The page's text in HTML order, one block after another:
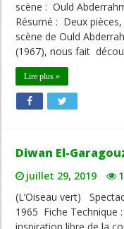
scène : Ould
Résumé : Deux
scène de Ould
(1967), nous fait
Lire plus »
Diwan El-
juillet 29, 2019
(L’Oiseau vert)
1965 Fiche Technique